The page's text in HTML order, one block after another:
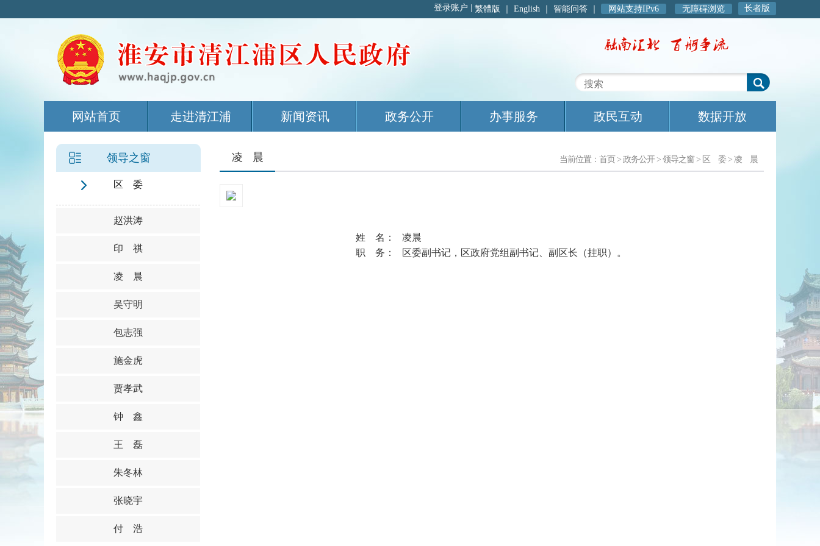
繁體版 English 智能问答 网站支持IPv6 无障碍浏览 长者版
网站首页 走进清江浦 新闻资讯 政务公开 办事服务 政民互动 数据开放
领导之窗
区 委
赵洪涛
印 祺
凌 晨
吴守明
包志强
施金虎
贾孝武
钟 鑫
王 磊
朱冬林
张晓宇
付 浩
凌 晨 当前位置： 首页 > 政务公开 > 领导之窗 > 区 委 > 凌 晨
姓 名： 凌晨
职 务： 区委副书记，区政府党组副书记、副区长（挂职）。